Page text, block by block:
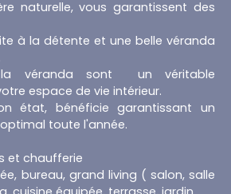
naturelle, vous garantissent des
à la détente et une belle véranda
véranda sont un véritable
espace de vie intérieur.
état, bénéficie garantissant un
toute l'année.
et chaufferie
bureau, grand living ( salon, salle